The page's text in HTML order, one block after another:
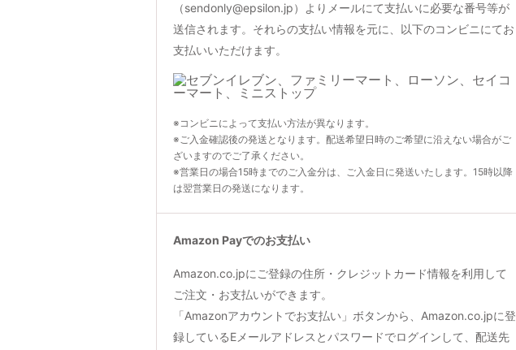
（sendonly@epsilon.jp）よりメールにて支払いに必要な番号等が
送信されます。それらの支払い情報を元に、以下のコンビニにてお
支払いいただけます。
※コンビニによって支払い方法が異なります。
※ご入金確認後の発送となります。配送希望日時のご希望に沿えない場合がご
ざいますのでご了承ください。
※営業日の場合15時までのご入金分は、ご入金日に発送いたします。15時以降
は翌営業日の発送になります。
Amazon Payでのお支払い
Amazon.co.jpにご登録の住所・クレジットカード情報を利用して
ご注文・お支払いができます。
「Amazonアカウントでお支払い」ボタンから、Amazon.co.jpに登
録しているEメールアドレスとパスワードでログインして、配送先